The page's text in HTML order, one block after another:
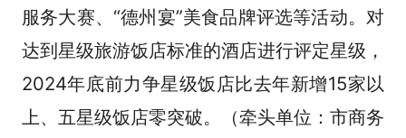
服务大赛、“德州宴”美食品牌评选等活动。对
达到星级旅游饭店标准的酒店进行评定星级，
2024年底前力争星级饭店比去年新增15家以
上、五星级饭店零突破。（牵头单位：市商务